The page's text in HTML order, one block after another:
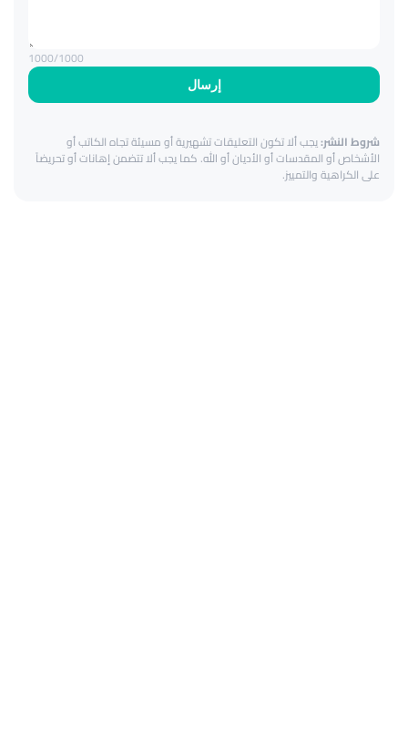
إرسال
1000/1000
شروط النشر:يجب ألا تكون التعليقات تشهيرية أو مسيئة تجاه الكاتب أو
الأشخاص أو المقدسات أو الأديان أو الله. كما يجب ألا تتضمن إهانات أو تحريضاً
على الكراهية والتمييز.